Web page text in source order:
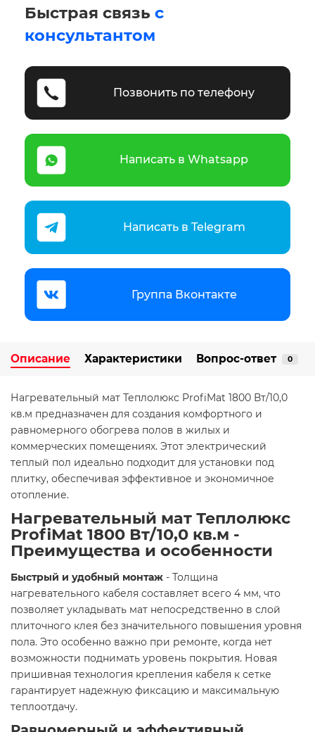
Быстрая связь с
консультантом
Позвонить по телефону
Написать в Whatsapp
Написать в Telegram
Группа Вконтакте
Описание Характеристики Вопрос-ответ 0
Нагревательный мат Теплолюкс ProfiMat 1800 Вт/10,0
кв.м предназначен для создания комфортного и
равномерного обогрева полов в жилых и
коммерческих помещениях. Этот электрический
теплый пол идеально подходит для установки под
плитку, обеспечивая эффективное и экономичное
отопление.
Нагревательный мат Теплолюкс
ProfiMat 1800 Вт/10,0 кв.м -
Преимущества и особенности
Быстрый и удобный монтаж - Толщина
нагревательного кабеля составляет всего 4 мм, что
позволяет укладывать мат непосредственно в слой
плиточного клея без значительного повышения уровня
пола. Это особенно важно при ремонте, когда нет
возможности поднимать уровень покрытия. Новая
пришивная технология крепления кабеля к сетке
гарантирует надежную фиксацию и максимальную
теплоотдачу.